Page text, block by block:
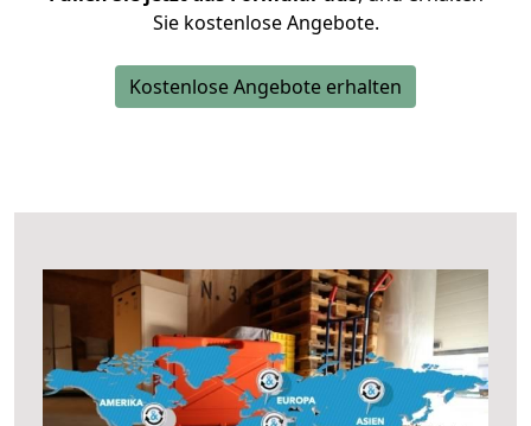
Sie kostenlose Angebote.
Kostenlose Angebote erhalten